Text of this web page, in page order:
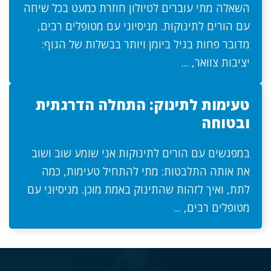
השאלה מתי עוברים לטיולון חוזרת כמעט בכל שיחה
עם הורים לתינוקות. מניסיוני עם מטופלים רבים,
מדובר פחות בגיל ביומן ויותר בבשלות של הגוף:
יציבות צוואר, ...
טעימות לתינוק: התחלה הדרגתית
ובטוחה
במפגשים עם הורים לתינוקות אני שומע שוב ושוב
את אותה התלבטות: מתי להתחיל טעימות, כמה
לתת, ואיך לזהות שהתינוק באמת מוכן. מניסיוני עם
מטופלים רבים, ...